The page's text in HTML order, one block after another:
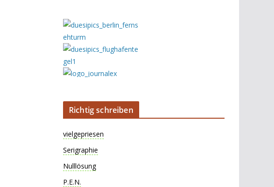
Richtig schreiben
vielgepriesen
Serigraphie
Nulllösung
P.E.N.